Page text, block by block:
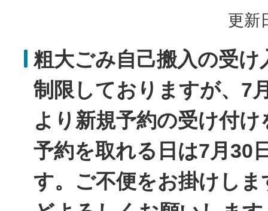
更新
粗大ごみ自己搬入の受け
制限しておりますが、7
より新規予約の受け付
予約を取れる日は7月30
す。ご不便をお掛けし